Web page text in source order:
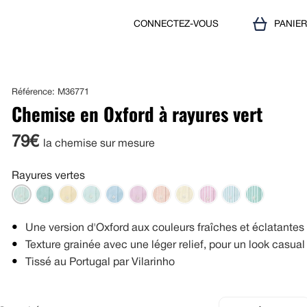
CONNECTEZ-VOUS PANIER
Référence: M36771
Chemise en Oxford à rayures vert
79€ la chemise sur mesure
Rayures vertes
Une version d'Oxford aux couleurs fraîches et éclatantes
Texture grainée avec une léger relief, pour un look casual
Tissé au Portugal par Vilarinho